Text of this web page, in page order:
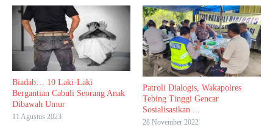
Biadab… 10 Laki-Laki
Bergantian Cabuli Seorang Anak
Dibawah Umur
11 Agustus 2023
Patroli Dialogis, Wakapolres
Tebing Tinggi Gencar
Sosialisasikan ...
28 November 2022